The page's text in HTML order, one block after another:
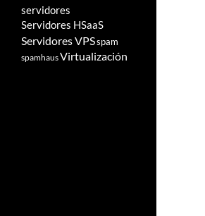
servidores
Servidores HSaaS
Servidores VPSspam
spamhausVirtualización